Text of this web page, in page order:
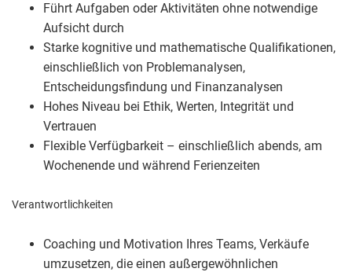
Führt Aufgaben oder Aktivitäten ohne notwendige
Aufsicht durch
Starke kognitive und mathematische Qualifikationen,
einschließlich von Problemanalysen,
Entscheidungsfindung und Finanzanalysen
Hohes Niveau bei Ethik, Werten, Integrität und
Vertrauen
Flexible Verfügbarkeit – einschließlich abends, am
Wochenende und während Ferienzeiten
Verantwortlichkeiten
Coaching und Motivation Ihres Teams, Verkäufe
umzusetzen, die einen außergewöhnlichen